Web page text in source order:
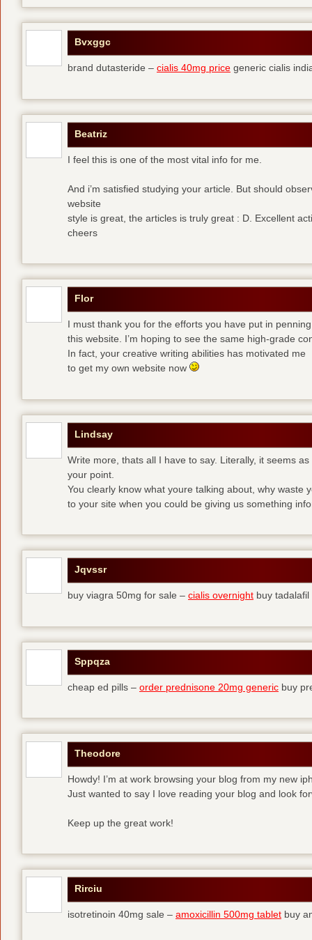
Bvxggc
brand dutasteride – cialis 40mg price generic cialis
Beatriz
I feel this is one of the most vital info for me.
And i’m satisfied studying your article. But should
website
style is great, the articles is truly great : D. Excellent
cheers
Flor
I must thank you for the efforts you have put in penning
this website. I’m hoping to see the same high-grade
In fact, your creative writing abilities has motivated me
to get my own website now
Lindsay
Write more, thats all I have to say. Literally, it seems
your point.
You clearly know what youre talking about, why waste
to your site when you could be giving us something
Jqvssr
buy viagra 50mg for sale – cialis overnight buy tadalafil
Sppqza
cheap ed pills – order prednisone 20mg generic buy
Theodore
Howdy! I’m at work browsing your blog from my new
Just wanted to say I love reading your blog and look
Keep up the great work!
Rirciu
isotretinoin 40mg sale – amoxicillin 500mg tablet buy